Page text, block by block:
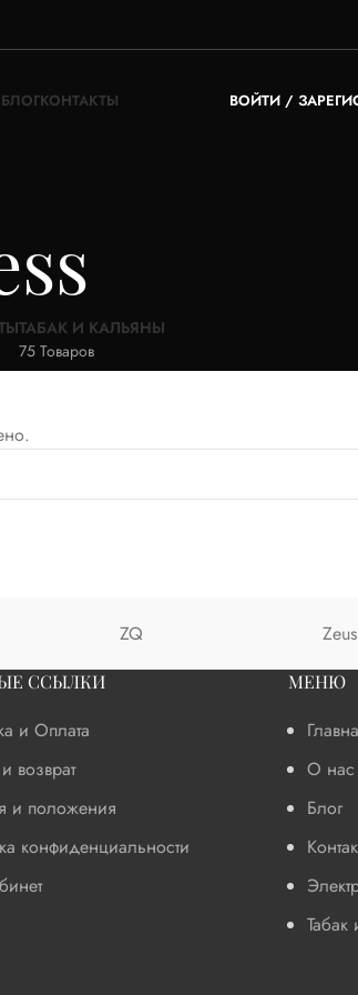
БЛОГКОНТАКТЫ ВОЙТИ /
ТАБАК И КАЛЬЯНЫ
75 Товаров
ZQ Zeus
ССЫЛКИ
и Оплата
возврат
и положения
конфиденциальности
МЕНЮ
О нас
Блог
Табак